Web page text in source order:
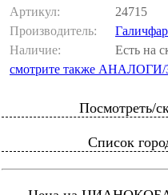
Артикул:
24715
Производитель:
Наличие:
Есть на
смотрите также
Посмотреть/
Список